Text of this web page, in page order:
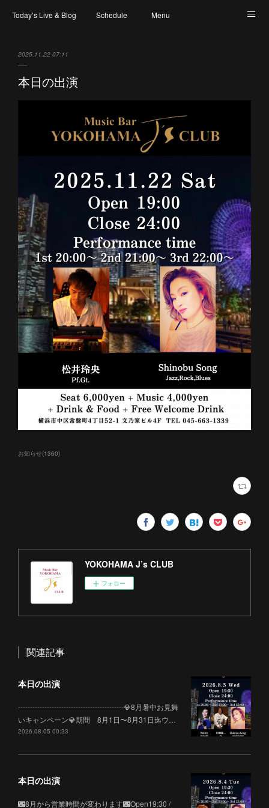
Today’s Live & Blog Schedule Menu
2025.11.22 07:11
本日の出演
お知らせ(1360)
YOKOHAMA J’s CLUB
フォロー
関連記事
本日の出演
--------------------------------------------💎8月暑中お見舞
いキャンペーン💎期間 8月1日〜8月31日迄ウ…
2026.08.05 00:33
本日の出演
🌃8月から営業時間が変わります🌃Open19:30 /